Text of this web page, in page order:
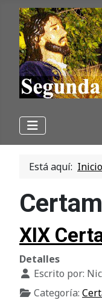
Está aquí: Inicio
XIX
Detalles
Escrito por:
Categoría: